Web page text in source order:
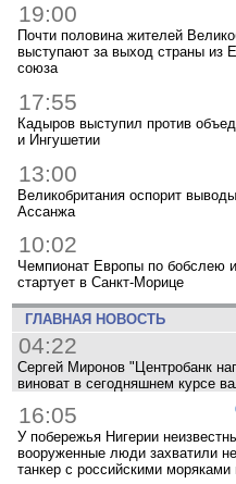
19:00
Почти половина жителей
выступают за выход страны из
союза
17:55
Кадыров выступил против
и Ингушетии
13:00
Великобритания оспорит
Ассанжа
10:02
Чемпионат Европы по бобслею
стартует в Санкт-Морице
ГЛАВНАЯ НОВОСТЬ
04:22
Сергей Миронов "Центробанк
виноват в сегодняшнем курсе
16:05
У побережья Нигерии
вооруженные люди захватили
танкер с российскими моряками